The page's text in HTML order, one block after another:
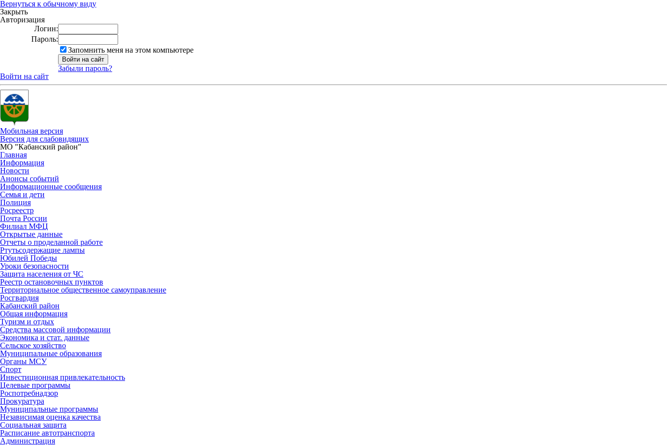
Вернуться к обычному виду
Закрыть
Авторизация
Логин:
Пароль:
Запомнить меня на этом компьютере
Забыли пароль?
Войти на сайт
Мобильная версия
Версия для слабовидящих
МО "Кабанский район"
Главная
Информация
Новости
Анонсы событий
Информационные сообщения
Семья и дети
Полиция
Росреестр
Почта России
Филиал МФЦ
Открытые данные
Отчеты о проделанной работе
Ртутьсодержащие лампы
Юбилей Победы
Уроки безопасности
Защита населения от ЧС
Реестр остановочных пунктов
Территориальное общественное самоуправление
Росгвардия
Кабанский район
Общая информация
Туризм и отдых
Средства массовой информации
Экономика и стат. данные
Сельское хозяйство
Муниципальные образования
Органы МСУ
Спорт
Инвестиционная привлекательность
Целевые программы
Роспотребнадзор
Прокуратура
Муниципальные программы
Независимая оценка качества
Социальная защита
Расписание автотранспорта
Администрация